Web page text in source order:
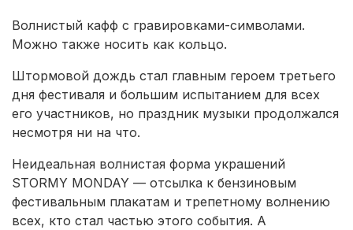
Волнистый кафф с гравировками-символами.
Можно также носить как кольцо.
Штормовой дождь стал главным героем третьего
дня фестиваля и большим испытанием для всех
его участников, но праздник музыки продолжался
несмотря ни на что.
Неидеальная волнистая форма украшений
STORMY MONDAY — отсылка к бензиновым
фестивальным плакатам и трепетному волнению
всех, кто стал частью этого события. А